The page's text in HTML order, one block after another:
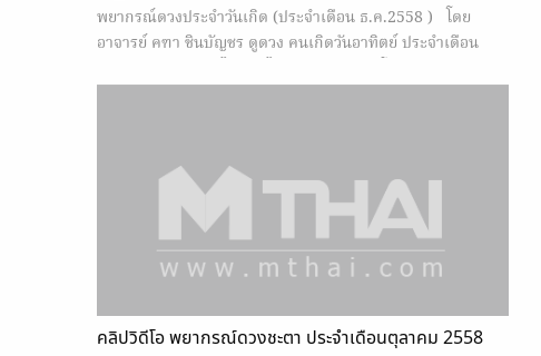
พยากรณ์ดวงประจำวันเกิด (ประจำเดือน ธ.ค.2558 ) โดย
อาจารย์ คฑา ชินบัญชร ดูดวง คนเกิดวันอาทิตย์ ประจำเดือน
คลิปวิดีโอ พยากรณ์ดวงชะตา ประจำเดือนตุลาคม 2558